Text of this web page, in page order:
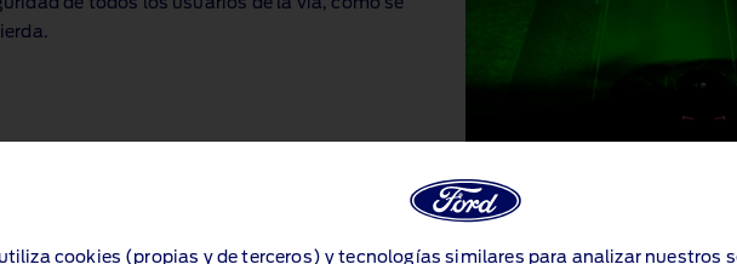
cookies (propias y de terceros) y tecnologías similares para analizar nuestros
de todos los usuarios de la vía, como se